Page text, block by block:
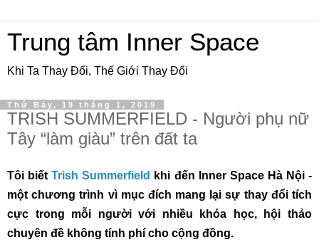
Trung tâm Inner Space
Khi Ta Thay Đổi, Thế Giới Thay Đổi
Thứ Bảy, 19 tháng 1, 2019
TRISH SUMMERFIELD - Người phụ nữ
Tây “làm giàu” trên đất ta
Tôi biếtTrish Summerfield
khi đến Inner Space Hà Nội -
một chương trình vì mục đích mang lại sự thay đổi tích
cực trong mỗi người với nhiều khóa học, hội thảo
chuyên đề không tính phí cho cộng đồng.